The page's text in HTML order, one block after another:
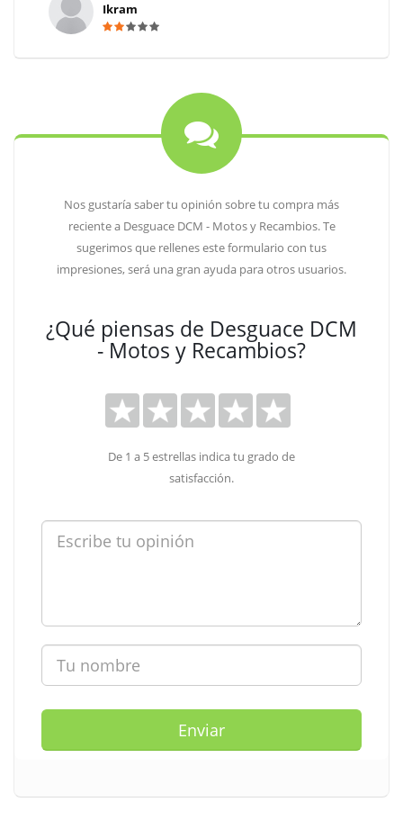
Ikram
Nos gustaría saber tu opinión sobre tu compra más
reciente a Desguace DCM - Motos y Recambios. Te
sugerimos que rellenes este formulario con tus
impresiones, será una gran ayuda para otros usuarios.
¿Qué piensas de Desguace DCM
- Motos y Recambios?
De 1 a 5 estrellas indica tu grado de
satisfacción.
Enviar